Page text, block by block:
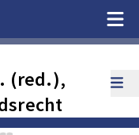
(red.),